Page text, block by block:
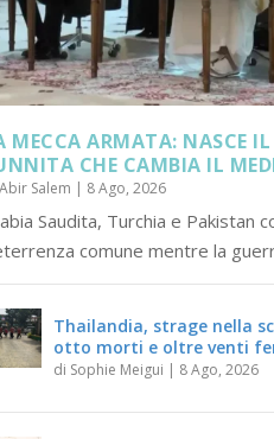
MECCA ARMATA: NASCE
CHE CAMBIA IL
Abir Salem | 8 Ago, 2026
Saudita, Turchia e Pakistan
comune mentre la
Thailandia, strage nella
otto morti e oltre venti
di Sophie Meigui | 8 Ago, 2026